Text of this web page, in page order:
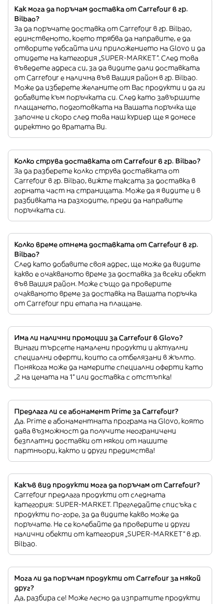
Как мога да поръчам доставка от Carrefour в гр.
Bilbao?
За да поръчате доставка от Carrefour в гр. Bilbao,
единственото, което трябва да направите, е да
отворите уебсайта или приложението на Glovo и да
отидете на категория „SUPER-MARKET”. След това
въведете адреса си, за да видите дали доставката
от Carrefour е налична във Вашия район в гр. Bilbao.
Може да изберете желаните от Вас продукти и да ги
добавите към поръчката си. След като завършите
плащането, подготовката на Вашата поръчка ще
започне и скоро след това наш куриер ще я донесе
директно до вратата Ви.
Колко струва доставката от Carrefour в гр. Bilbao?
За да разберете колко струва доставката от
Carrefour в гр. Bilbao, вижте таксата за доставка в
горната част на страницата. Може да я видите и в
разбивката на разходите, преди да направите
поръчката си.
Колко време отнема доставката от Carrefour в гр.
Bilbao?
След като добавите своя адрес, ще може да видите
какво е очакваното време за доставка за всеки обект
във Вашия район. Може също да проверите
очакваното време за доставка на Вашата поръчка
от Carrefour при етапа на плащане.
Има ли налични промоции за Carrefour в Glovo?
Винаги търсете намалени продукти и актуални
специални оферти, които са отбелязани в жълто.
Понякога може да намерите специални оферти като
„2 на цената на 1“ или доставка с отстъпка!
Предлага ли се абонамент Prime за Carrefour?
Да. Prime е абонаментната програма на Glovo, която
дава възможност да получите неограничени
безплатни доставки от някои от нашите
партньори, както и други предимства!
Какъв вид продукти мога да поръчам от Carrefour?
Carrefour предлага продукти от следната
категория: SUPER-MARKET. Прегледайте списъка с
продукти по-горе, за да видите какво може да
поръчате. Не се колебайте да проверите и други
налични обекти от категория „SUPER-MARKET“ в гр.
Bilbao.
Мога ли да поръчам продукти от Carrefour за някой
друг?
Да, разбира се! Може лесно да изпратите продукти